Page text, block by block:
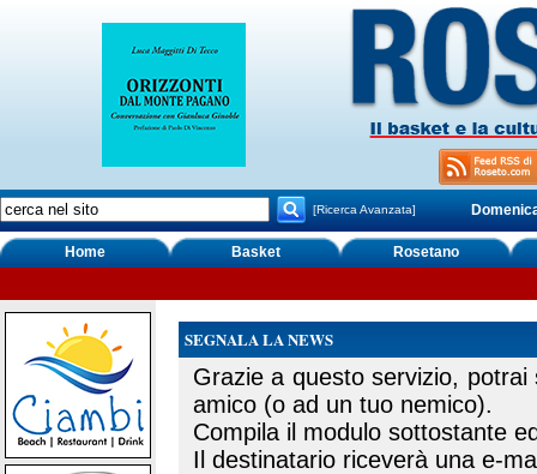
[Ricerca Avanzata]
Home Basket Rosetano
SEGNALA LA NEWS
Grazie a questo servizio,
amico (o ad un tuo nemico).
Compila il modulo sottostante
Il destinatario riceverà una e-